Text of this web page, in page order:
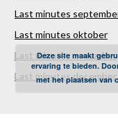
Last minutes
Last minutes oktober
Last minutes november
Last minutes december
Deze site maakt
ervaring te bieden.
met het plaatsen van